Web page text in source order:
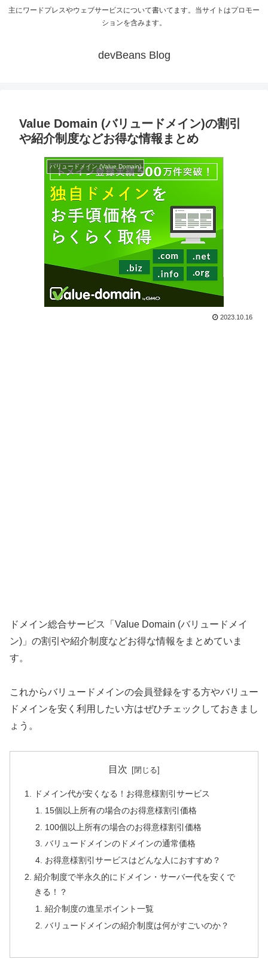
主にワードプレスやウェブサービスについて書いてます。当サイトはプロモー
ションを含みます。
devBeans Blog
Value Domain (バリュードメイン)の割引
や紹介制度などお得な情報まとめ
バリュードメイン (Value Domain)
2023.10.16
ドメイン総合サービス「Value Domain (バリュードメイ
ン)」の割引や紹介制度などお得な情報をまとめていま
す。
これからバリュードメインの会員登録をする方やバリュー
ドメインを安く利用したい方はぜひチェックしておきまし
ょう。
目次
ドメイン代が安くなる！お得意様割引サービス
15個以上所有の場合のお得意様割引価格
100個以上所有の場合のお得意様割引価格
バリュードメインのドメインの通常価格
お得意様割引サービスはどんな人におすすめ？
紹介制度で半永久的にドメイン・サーバー代を安くで
きる！？
紹介制度の進呈ポイント一覧
バリュードメインの紹介制度は何がすごいのか？